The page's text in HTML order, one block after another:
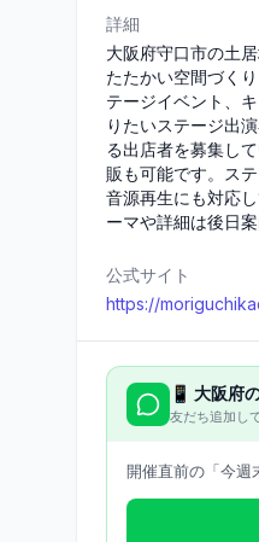
詳細
大阪府守口市の土
たたかい空間づく
テージイベント、
りたいステージ出
る出店者を募集し
販も可能です。ス
音源再生にも対応
ーマや詳細は後日
公式サイト
https://
📱 大阪府
友だち追加し
開催直前の「今週